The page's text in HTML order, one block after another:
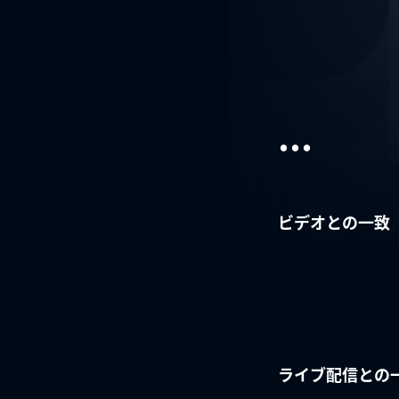
...
ビデオとの一致
ライブ配信との